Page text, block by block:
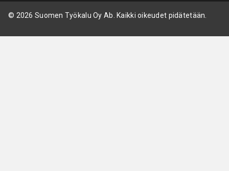
© 2026 Suomen Työkalu Oy Ab. Kaikki oikeudet pidätetään.